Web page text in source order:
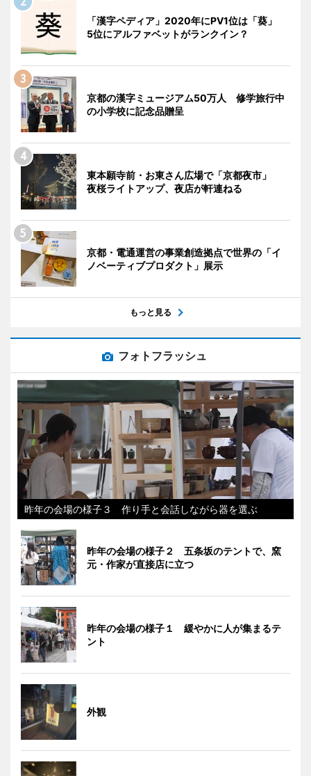
「漢字ペディア」2020年にPV1位は「葵」
5位にアルファベットがランクイン？
京都の漢字ミュージアム50万人 修学旅行中
の小学校に記念品贈呈
東本願寺前・お東さん広場で「京都夜市」
夜桜ライトアップ、夜店が軒連ねる
京都・電通運営の事業創造拠点で世界の「イ
ノベーティブプロダクト」展示
もっと見る
フォトフラッシュ
昨年の会場の様子３ 作り手と会話しながら器を選ぶ
昨年の会場の様子２ 五条坂のテントで、窯
元・作家が直接店に立つ
昨年の会場の様子１ 緩やかに人が集まるテ
ント
外観